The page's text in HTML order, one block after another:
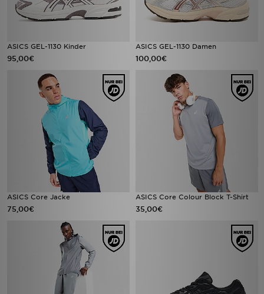
ASICS GEL-1130 Kinder
95,00€
ASICS GEL-1130 Damen
100,00€
ASICS Core Jacke
75,00€
ASICS Core Colour Block T-Shirt
35,00€